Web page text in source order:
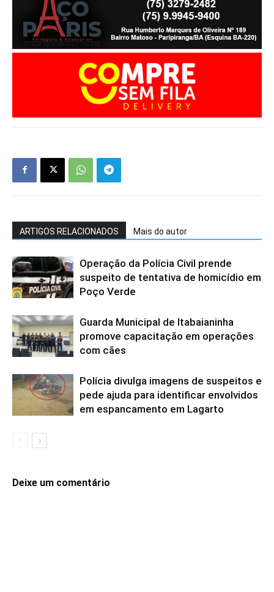
ARTIGOS RELACIONADOS Mais do autor
Operação da Polícia Civil prende
suspeito de tentativa de homicídio em
Poço Verde
Guarda Municipal de Itabaianinha
promove capacitação em operações
com cães
Polícia divulga imagens de suspeitos e
pede ajuda para identificar envolvidos
em espancamento em Lagarto
Deixe um comentário